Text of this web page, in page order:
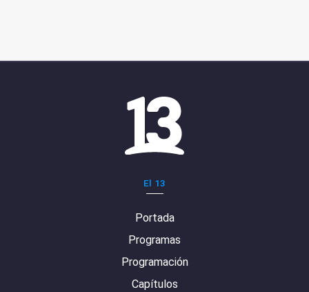
El 13
Portada
Programas
Programación
Capítulos